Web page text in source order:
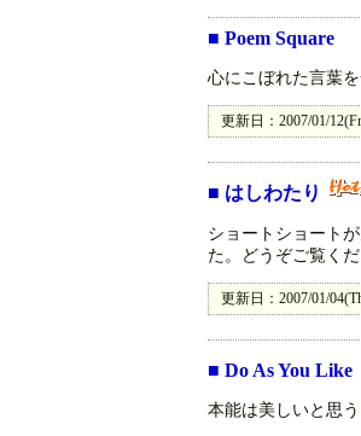
■ Poem Square
心にこぼれた言葉
更新日：2007/01/
■ はしわたり
ショートショート
た。どうぞご覧くだ
更新日：2007/01/
■ Do As You Like
本能は美しいと思う